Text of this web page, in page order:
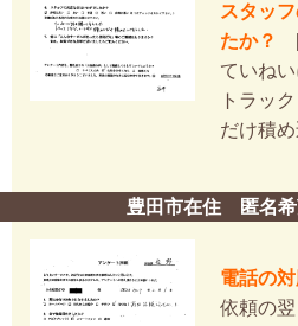
スタッ
たか？
[
ていね
トラッ
だけ積め
豊田市在住 匿名希
電話の
依頼の